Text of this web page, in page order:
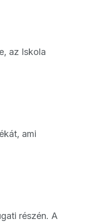
az Iskola
ami
részén. A